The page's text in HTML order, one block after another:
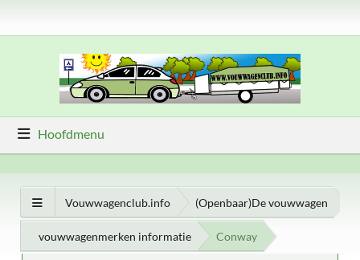
Hoofdmenu
Vouwwagenclub.info (Openbaar)De vouwwagen
vouwwagenmerken informatie Conway